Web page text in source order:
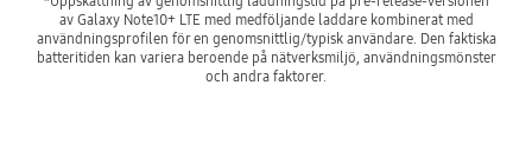
av Galaxy Note10+ LTE med medföljande laddare kombinerat med
användningsprofilen för en genomsnittlig/typisk användare. Den faktiska
batteritiden kan variera beroende på nätverksmiljö, användningsmönster
och andra faktorer.